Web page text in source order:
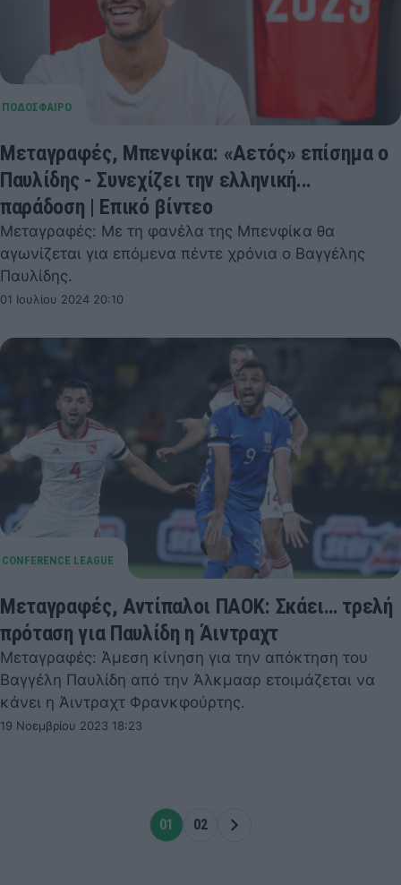
Μεταγραφές, Μπενφίκα: «Αετός» επίσημα ο
Παυλίδης - Συνεχίζει την ελληνική...
παράδοση | Επικό βίντεο
Μεταγραφές: Με τη φανέλα της Μπενφίκα θα
αγωνίζεται για επόμενα πέντε χρόνια ο Βαγγέλης
Παυλίδης.
01 Ιουλίου 2024 20:10
Μεταγραφές, Αντίπαλοι ΠΑΟΚ: Σκάει… τρελή
πρόταση για Παυλίδη η Άιντραχτ
Μεταγραφές: Άμεση κίνηση για την απόκτηση του
Βαγγέλη Παυλίδη από την Άλκμααρ ετοιμάζεται να
κάνει η Άιντραχτ Φρανκφούρτης.
19 Νοεμβρίου 2023 18:23
01 02